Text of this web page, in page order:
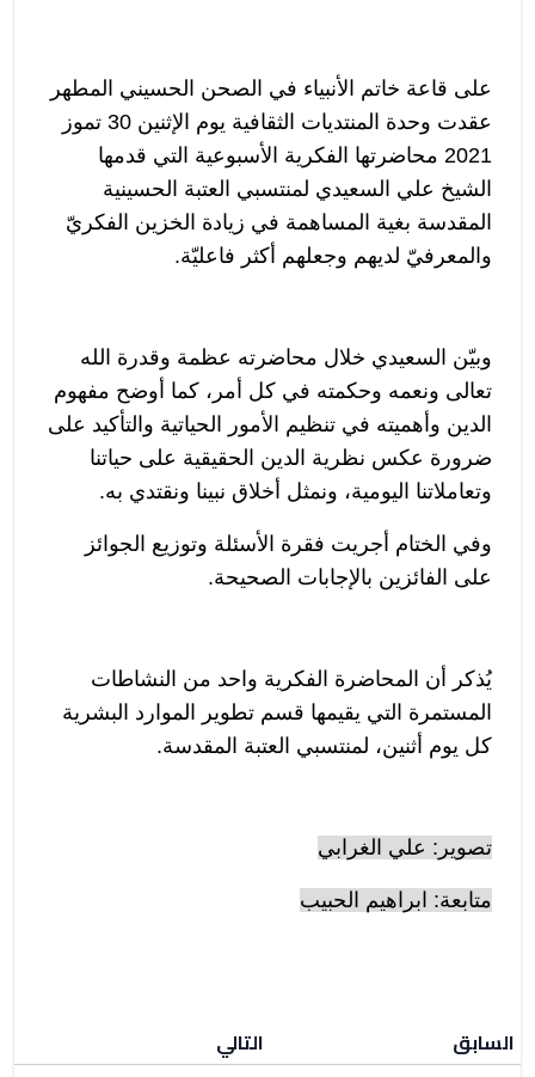
على قاعة خاتم الأنبياء في الصحن الحسيني المطهر
عقدت وحدة المنتديات الثقافية يوم الإثنين 30 تموز
2021 محاضرتها الفكرية الأسبوعية التي قدمها
الشيخ علي السعيدي لمنتسبي العتبة الحسينية
المقدسة بغية المساهمة في زيادة الخزين الفكريّ
والمعرفيّ لديهم وجعلهم أكثر فاعليّة.
وبيّن السعيدي خلال محاضرته عظمة وقدرة الله
تعالى ونعمه وحكمته في كل أمر، كما أوضح مفهوم
الدين وأهميته في تنظيم الأمور الحياتية والتأكيد على
ضرورة عكس نظرية الدين الحقيقية على حياتنا
وتعاملاتنا اليومية، ونمثل أخلاق نبينا ونقتدي به.
وفي الختام أجريت فقرة الأسئلة وتوزيع الجوائز
على الفائزين بالإجابات الصحيحة.
يُذكر أن المحاضرة الفكرية واحد من النشاطات
المستمرة التي يقيمها قسم تطوير الموارد البشرية
كل يوم أثنين، لمنتسبي العتبة المقدسة.
تصوير: علي الغرابي
متابعة: ابراهيم الحبيب
السابق التالي